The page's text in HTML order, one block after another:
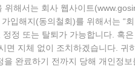
위해서는 회사 웹사이트(
입해지(동의철회)를 위해서는 “
정 또는 탈퇴가 가능합니다. 혹
면 지체 없이 조치하겠습니다. 귀
을 완료하기 전까지 당해 개인정